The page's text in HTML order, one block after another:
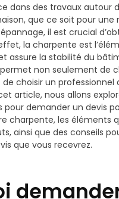
dans des travaux autour
que ce soit pour une
il est crucial
la charpente est
assure la stabilité du
non seulement de
de choisir un professionnel
article, nous allons
pour demander un devis
charpente, les éléments
ainsi que des conseils
que vous recevrez.